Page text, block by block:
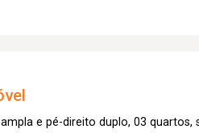
e pé-direito duplo, 03